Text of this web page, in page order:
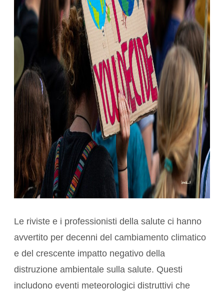
Le riviste e i professionisti della salute ci hanno
avvertito per decenni del cambiamento climatico
e del crescente impatto negativo della
distruzione ambientale sulla salute. Questi
includono eventi meteorologici distruttivi che